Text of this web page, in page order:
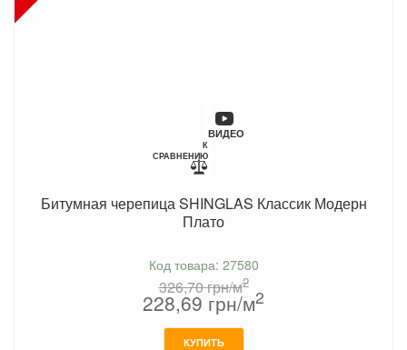
ВИДЕО
К
СРАВНЕНИЮ
Битумная черепица SHINGLAS Классик Модерн
Плато
Код товара: 27580
326,70грн/м2
228,69 грн/м2
КУПИТЬ